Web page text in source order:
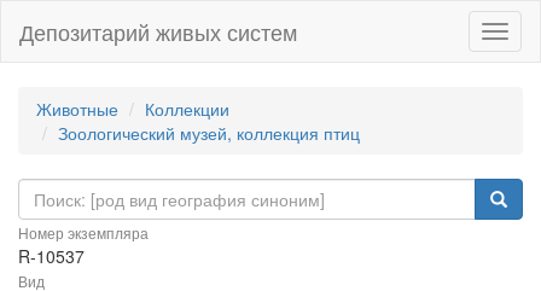
Депозитарий живых систем
Животные
Коллекции
Зоологический музей, коллекция птиц
Номер экземпляра
R-10537
Вид